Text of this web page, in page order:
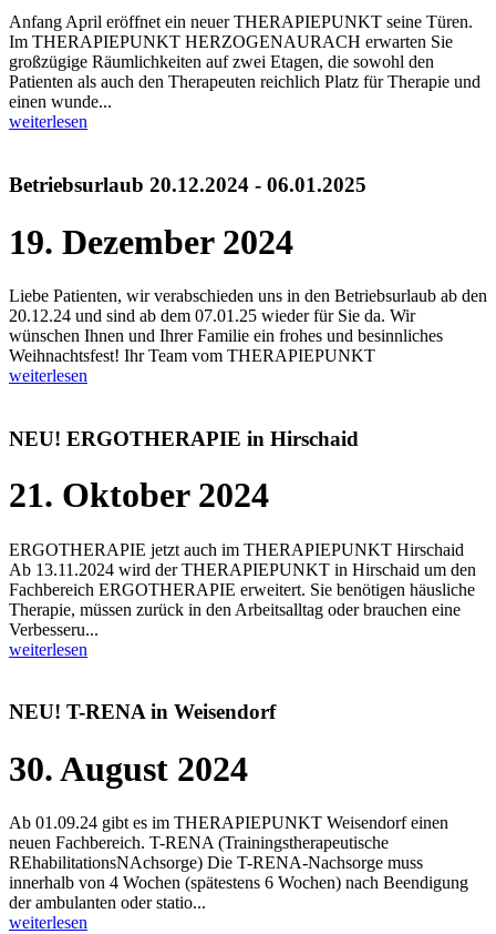
Anfang April eröffnet ein neuer THERAPIEPUNKT seine Türen.
Im THERAPIEPUNKT HERZOGENAURACH erwarten Sie
großzügige Räumlichkeiten auf zwei Etagen, die sowohl den
Patienten als auch den Therapeuten reichlich Platz für Therapie und
einen wunde...
weiterlesen
Betriebsurlaub 20.12.2024 - 06.01.2025
19. Dezember 2024
Liebe Patienten, wir verabschieden uns in den Betriebsurlaub ab den
20.12.24 und sind ab dem 07.01.25 wieder für Sie da. Wir
wünschen Ihnen und Ihrer Familie ein frohes und besinnliches
Weihnachtsfest! Ihr Team vom THERAPIEPUNKT
weiterlesen
NEU! ERGOTHERAPIE in Hirschaid
21. Oktober 2024
ERGOTHERAPIE jetzt auch im THERAPIEPUNKT Hirschaid
Ab 13.11.2024 wird der THERAPIEPUNKT in Hirschaid um den
Fachbereich ERGOTHERAPIE erweitert. Sie benötigen häusliche
Therapie, müssen zurück in den Arbeitsalltag oder brauchen eine
Verbesseru...
weiterlesen
NEU! T-RENA in Weisendorf
30. August 2024
Ab 01.09.24 gibt es im THERAPIEPUNKT Weisendorf einen
neuen Fachbereich. T-RENA (Trainingstherapeutische
REhabilitationsNAchsorge) Die T-RENA-Nachsorge muss
innerhalb von 4 Wochen (spätestens 6 Wochen) nach Beendigung
der ambulanten oder statio...
weiterlesen